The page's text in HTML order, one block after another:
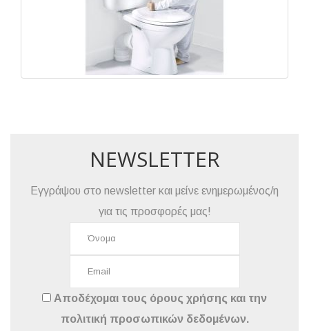
NEWSLETTER
Εγγράψου στο newsletter και μείνε ενημερωμένος/η
για τις προσφορές μας!
Αποδέχομαι τους όρους χρήσης και την
πολιτική προσωπικών δεδομένων.